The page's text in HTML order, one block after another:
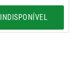
INDISPONÍVEL